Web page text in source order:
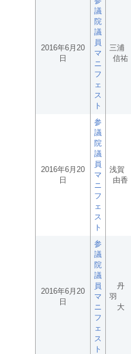
2016年6月20
日
議
院
議
員
マ
ニ
フ
ェ
ス
ト
三浦
信祐
2016年6月20
日
参
議
院
議
員
マ
ニ
フ
ェ
ス
ト
浅賀
由香
2016年6月20
日
参
議
院
議
員
マ
ニ
フ
ェ
ス
ト
丹
羽
大